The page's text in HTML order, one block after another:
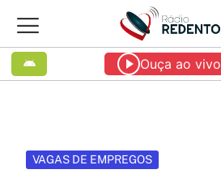
Ouça ao vivo
VAGAS DE EMPREGOS